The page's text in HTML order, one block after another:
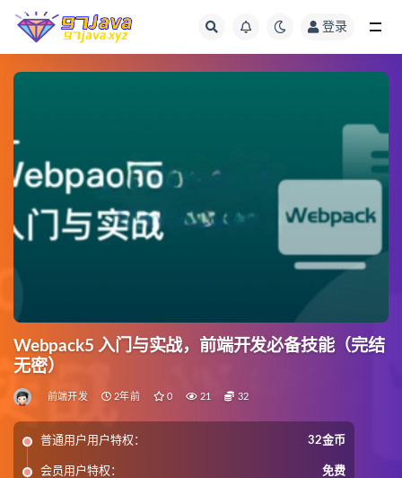
登录
Webpack5 入门与实战，前端开发必备技能（完结
无密）
前端开发 2年前 0 21 32
普通用户用户特权： 32金币
会员用户特权： 免费